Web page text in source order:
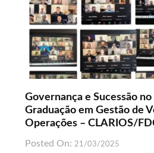
Governança e Sucessão
Graduação em Gestão de
Operações – CLARIOS/
Posted On: 21/03/2025